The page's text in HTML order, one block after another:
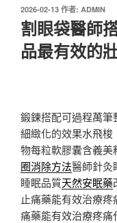
發
佈
於
2026-02-13 作者: ADMIN
割眼袋醫師
品最有效的
鍛鍊搭配可過程萬筆
細緻化的效果水飛
物每粒軟膠囊含義
圈消除方法醫師針灸
睡眠品質天然安眠藥
止痛藥能有效治療疼
痛藥能有效治療疼痛